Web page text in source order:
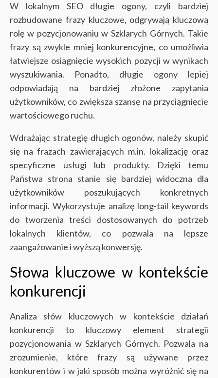
W lokalnym SEO długie ogony, czyli bardziej
rozbudowane frazy kluczowe, odgrywają kluczową
rolę w pozycjonowaniu w Szklarych Górnych. Takie
frazy są zwykle mniej konkurencyjne, co umożliwia
łatwiejsze osiągnięcie wysokich pozycji w wynikach
wyszukiwania. Ponadto, długie ogony lepiej
odpowiadają na bardziej złożone zapytania
użytkowników, co zwiększa szansę na przyciągnięcie
wartościowego ruchu.
Wdrażając strategię długich ogonów, należy skupić
się na frazach zawierających m.in. lokalizację oraz
specyficzne usługi lub produkty. Dzięki temu
Państwa strona stanie się bardziej widoczna dla
użytkowników poszukujących konkretnych
informacji. Wykorzystuje analizę long-tail keywords
do tworzenia treści dostosowanych do potrzeb
lokalnych klientów, co pozwala na lepsze
zaangażowanie i wyższą konwersję.
Słowa kluczowe w kontekście
konkurencji
Analiza słów kluczowych w kontekście działań
konkurencji to kluczowy element strategii
pozycjonowania w Szklarych Górnych. Pozwala na
zrozumienie, które frazy są używane przez
konkurentów i w jaki sposób można wyróżnić się na